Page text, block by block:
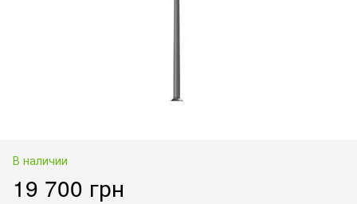
В наличии
19 700 грн